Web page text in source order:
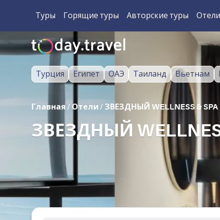
Туры Горящие туры Авторские туры Отели
Турция Египет ОАЭ Таиланд Вьетнам
Главная / Отели / ЗВЕЗДНЫЙ WELLNESS & SPA
ЗВЕЗДНЫЙ